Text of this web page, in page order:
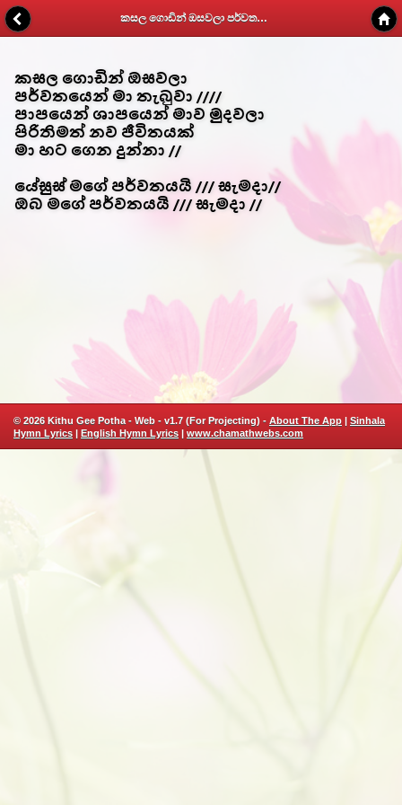
කසල ගොඩින් ඔසවලා පර්වතයෙන් මා තැබුවා - Kithunu Gee Potha - Web v1.7
කසල ගොඩින් ඔසවලා
පර්වතයෙන් මා තැබුවා ////
පාපයෙන් ශාපයෙන් මාව මුදවලා
පිරිතිමත් නව ජීවිතයක්
මා හට ගෙන දුන්නා //
යේසුස් මගේ පර්වතයයි /// සැමදා//
ඔබ මගේ පර්වතයයි /// සැමදා //
© 2026 Kithu Gee Potha - Web - v1.7 (For Projecting) - About The App | Sinhala
Hymn Lyrics | English Hymn Lyrics | www.chamathwebs.com